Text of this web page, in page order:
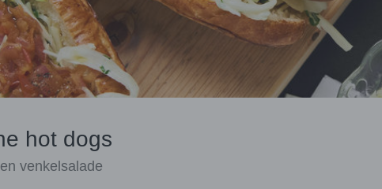
hot dogs
venkelsalade